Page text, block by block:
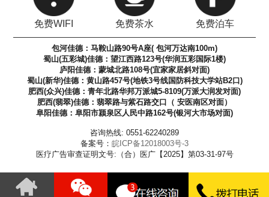
免费WIFI 免费茶水 免费泊车
包河佳德：马鞍山路90号A座( 包河万达南100m)
蜀山(五彩城)佳德：望江西路123号(华润五彩国际1楼)
庐阳佳德：蒙城北路108号(宜家家居斜对面)
蜀山(新华)佳德：黄山路457号(地铁3号线国防科技大学站B2口)
肥西(众兴)佳德：青年北路华邦万派城5-8109(万派大润发对面)
肥西(翡翠)佳德：翡翠路与紫石路交口（ 安医南区对面）
阜阳佳德：阜阳市颍泉区人民中路162号(银河大市场对面)
咨询热线: 0551-62240289
备案号： 皖ICP备12018003号-3
医疗广告审查证明文号:（合）医广【2025】第03-31-97号